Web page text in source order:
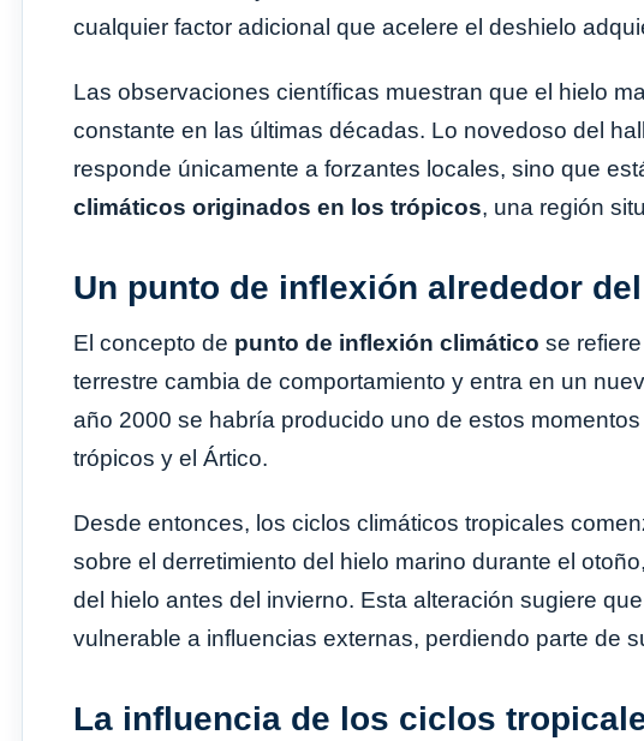
cualquier factor adicional que acelere el deshielo
Las observaciones científicas muestran que el hielo
constante en las últimas décadas. Lo novedoso del
responde únicamente a forzantes locales, sino que
climáticos originados en los trópicos, una región
Un punto de inflexión alrededor
El concepto de punto de inflexión climático se
terrestre cambia de comportamiento y entra en un
año 2000 se habría producido uno de estos
trópicos y el Ártico.
Desde entonces, los ciclos climáticos tropicales
sobre el derretimiento del hielo marino durante el
del hielo antes del invierno. Esta alteración sugiere
vulnerable a influencias externas, perdiendo parte de
La influencia de los ciclos